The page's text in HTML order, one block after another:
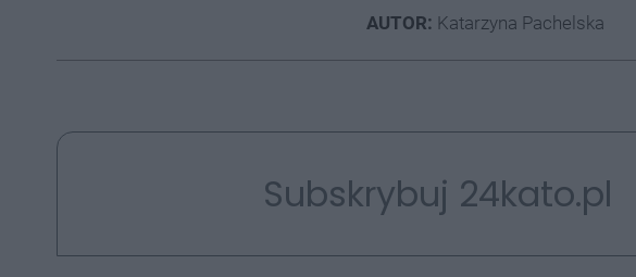
AUTOR: Katarzyna Pachelska
Subskrybuj 24kato.pl